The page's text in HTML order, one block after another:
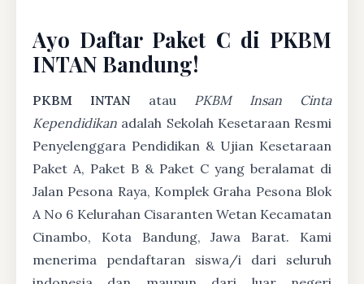
Ayo Daftar Paket C di PKBM
INTAN Bandung!
PKBM INTAN atau PKBM Insan Cinta
Kependidikan adalah Sekolah Kesetaraan Resmi
Penyelenggara Pendidikan & Ujian Kesetaraan
Paket A, Paket B & Paket C yang beralamat di
Jalan Pesona Raya, Komplek Graha Pesona Blok
A No 6 Kelurahan Cisaranten Wetan Kecamatan
Cinambo, Kota Bandung, Jawa Barat. Kami
menerima pendaftaran siswa/i dari seluruh